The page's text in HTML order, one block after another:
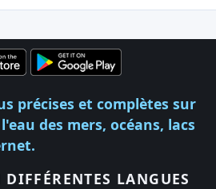
précises et complètes sur
des mers, océans, lacs
DIFFÉRENTES LANGUES